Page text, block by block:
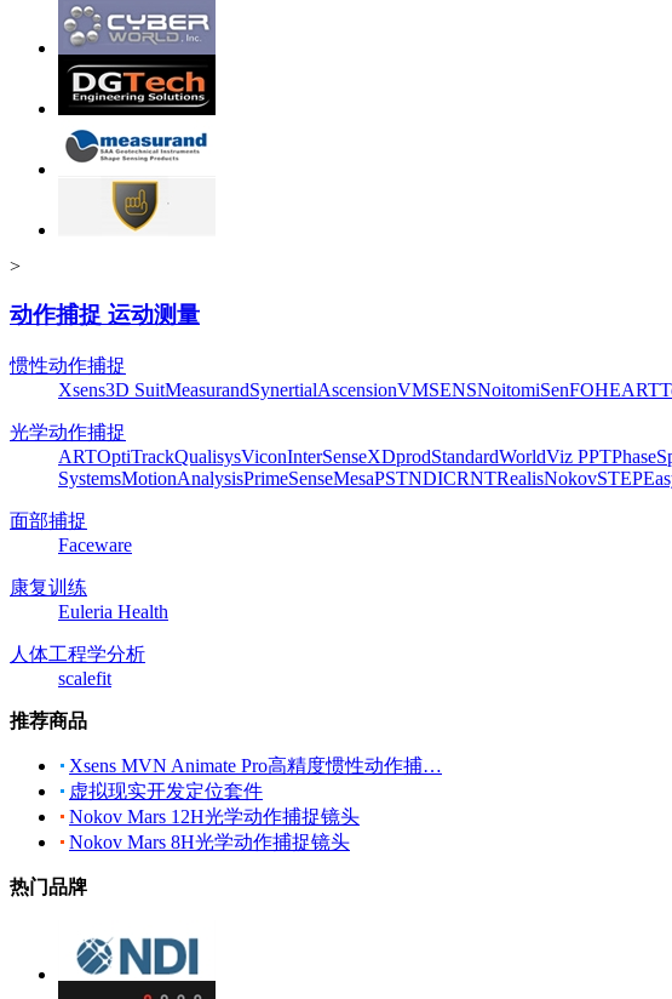
>
动作捕捉 运动测量
惯性动作捕捉
Xsens3D SuitMeasurandSynertialAscensionVMSENSNoitomiSenFOHEART
光学动作捕捉
ARTOptiTrackQualisysViconInterSenseXDprodStandardWorldViz PPT
SystemsMotionAnalysisPrimeSenseMesaPSTNDICRNTRealisNokovSTEP
面部捕捉
Faceware
康复训练
Euleria Health
人体工程学分析
scalefit
推荐商品
Xsens MVN Animate Pro高精度惯性动作捕…
虚拟现实开发定位套件
Nokov Mars 12H光学动作捕捉镜头
Nokov Mars 8H光学动作捕捉镜头
热门品牌